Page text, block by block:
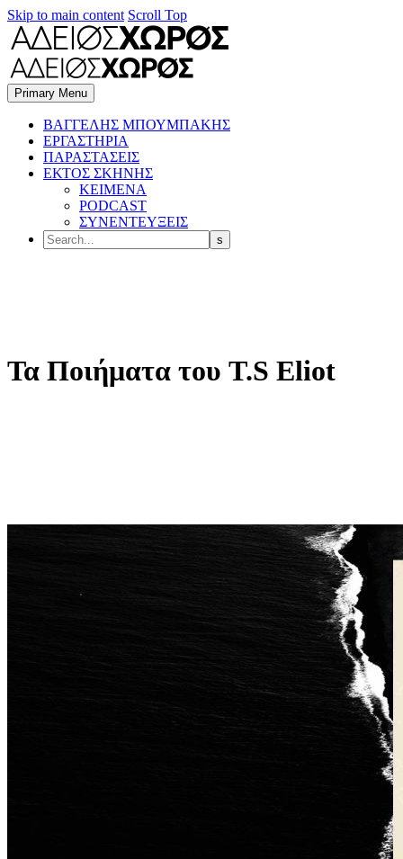
Skip to main content Scroll Top
Primary Menu
BΑΓΓΕΛΗΣ ΜΠΟΥΜΠΑΚΗΣ
ΕΡΓΑΣΤΗΡΙΑ
ΠΑΡΑΣΤΑΣΕΙΣ
ΕΚΤΟΣ ΣΚΗΝΗΣ
ΚΕΙΜΕΝΑ
PODCAST
ΣΥΝΕΝΤΕΥΞΕΙΣ
Τα Ποιήματα του T.S Eliot